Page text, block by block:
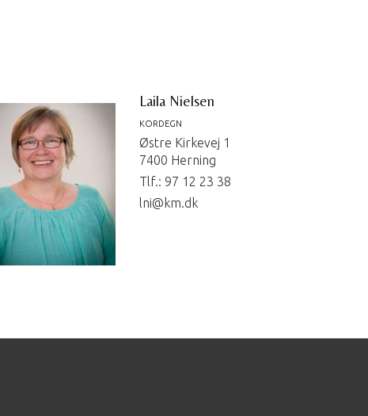
Laila Nielsen
KORDEGN
Østre Kirkevej 1
7400 Herning
Tlf.: 97 12 23 38
lni@km.dk